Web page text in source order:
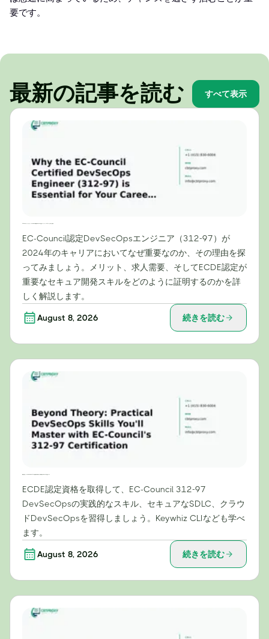
要です。
最新の記事を読む すべて表示
EC-Council認定DevSecOpsエンジニア（312-97）が
2024年のキャリアにおいてなぜ重要なのか、その理由を探
ってみましょう。メリット、求人需要、そしてECDE認定が
重要なセキュア開発スキルをどのように証明するのかを詳
しく解説します。
August 8, 2026 続きを読む
ECDE認定資格を取得して、EC-Council 312-97
DevSecOpsの実践的なスキル、セキュアなSDLC、クラウ
ドDevSecOpsを習得しましょう。Keywhiz CLIなども学べ
ます。
August 8, 2026 続きを読む